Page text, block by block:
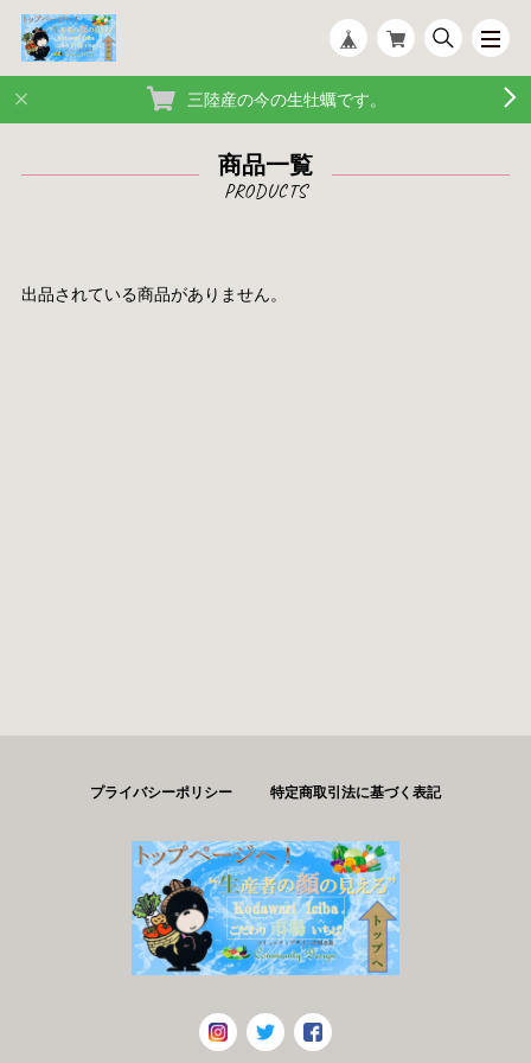
三陸産の今の生牡蠣です。
商品一覧
出品されている商品がありません。
プライバシーポリシー 特定商取引法に基づく表記